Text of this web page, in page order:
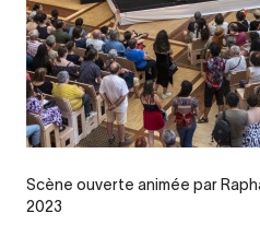
Legende
Scène ouverte animée par
2023